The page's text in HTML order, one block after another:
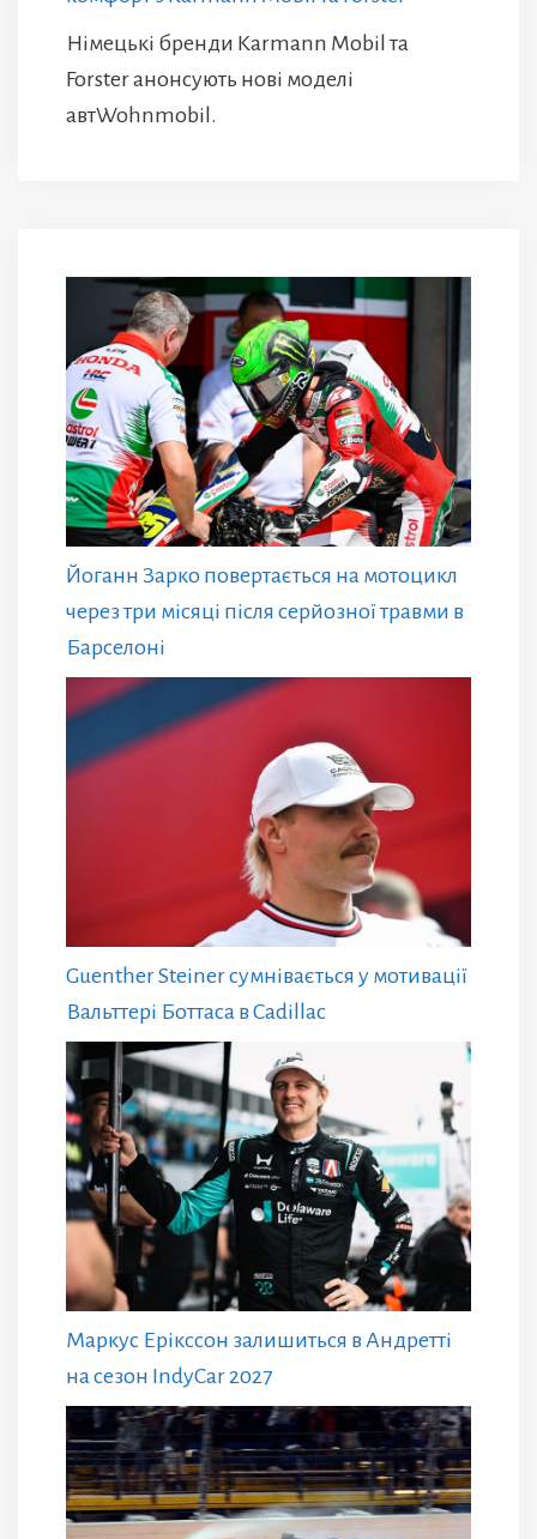
Німецькі бренди Karmann Mobil та
Forster анонсують нові моделі
автWohnmobil.
Йоганн Зарко повертається на мотоцикл
через три місяці після серйозної травми в
Барселоні
Guenther Steiner сумнівається у мотивації
Вальттері Боттаса в Cadillac
Маркус Ерікссон залишиться в Андретті
на сезон IndyCar 2027